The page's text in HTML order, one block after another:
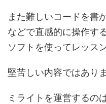
また難しいコードを書
などで直感的に操作す
ソフトを使ってレッス
堅苦しい内容ではあり
ミライトを運営するの